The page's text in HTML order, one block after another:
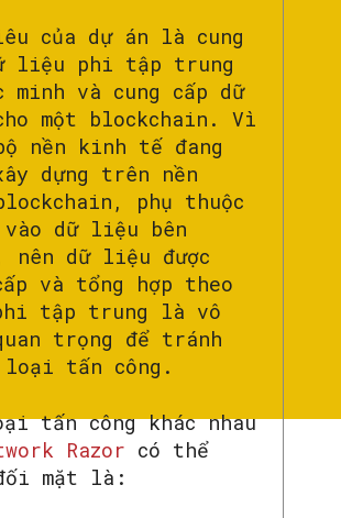
của dự án là cung
liệu phi tập trung
minh và cung cấp dữ
một blockchain. Vì
nền kinh tế đang
dựng trên nền
phụ thuộc
vào dữ liệu bên
nên dữ liệu được
và tổng hợp theo
tập trung là vô
trọng để tránh
loại tấn công.
tấn công khác nhau
Razor có thể
mặt là: